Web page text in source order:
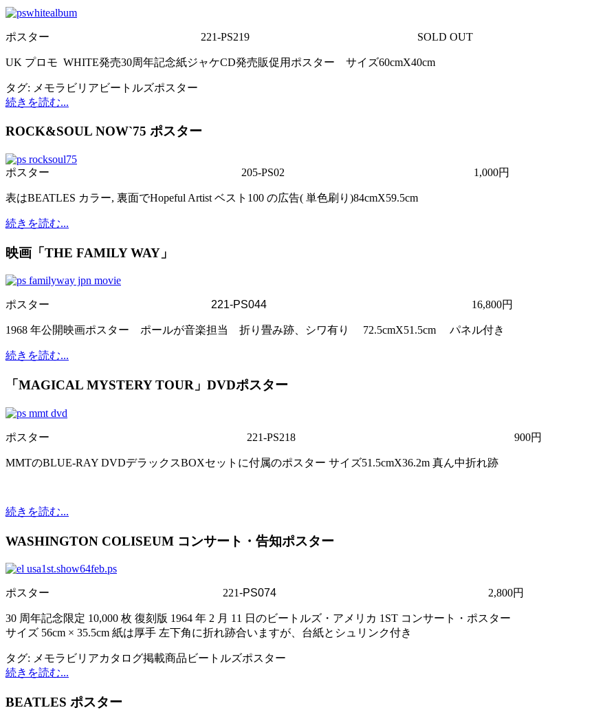
ポスター 221-PS219 SOLD OUT
UK プロモ WHITE発売30周年記念紙ジャケCD発売販促用ポスター サイズ60cmX40cm
タグ: メモラビリア ビートルズポスター
続きを読む...
ROCK&SOUL NOW`75 ポスター
ポスター 205-PS02 1,000円
表はBEATLES カラー, 裏面でHopeful Artist ベスト100 の広告( 単色刷り)84cmX59.5cm
続きを読む...
映画「THE FAMILY WAY」
ポスター 221-PS044 16,800円
1968 年公開映画ポスター ポールが音楽担当 折り畳み跡、シワ有り 72.5cmX51.5cm パネル付き
続きを読む...
「MAGICAL MYSTERY TOUR」DVDポスター
ポスター 221-PS218 900円
MMTのBLUE-RAY DVDデラックスBOXセットに付属のポスター サイズ51.5cmX36.2m 真ん中折れ跡
続きを読む...
WASHINGTON COLISEUM コンサート・告知ポスター
ポスター 221-PS074 2,800円
30 周年記念限定 10,000 枚 復刻版 1964 年 2 月 11 日のビートルズ・アメリカ 1ST コンサート・ポスター
サイズ 56cm × 35.5cm 紙は厚手 左下角に折れ跡合いますが、台紙とシュリンク付き
タグ: メモラビリアカタログ掲載商品 ビートルズポスター
続きを読む...
BEATLES ポスター